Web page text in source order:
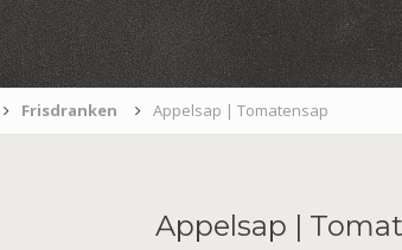
Frisdranken Appelsap | Tomatensap
Appelsap |